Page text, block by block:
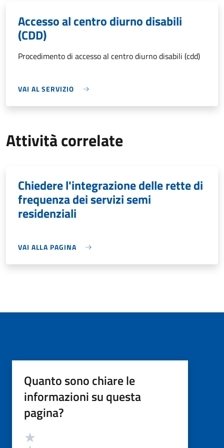
Accesso al centro diurno disabili
(CDD)
Procedimento di accesso al centro diurno disabili (cdd)
VAI AL SERVIZIO
Attività correlate
Chiedere l'integrazione delle rette di
frequenza dei servizi semi
residenziali
VAI ALLA PAGINA
Quanto sono chiare le
informazioni su questa
pagina?
Valutazione